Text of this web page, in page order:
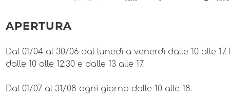
APERTURA
Dal 01/04 al 30/06 dal lunedì a venerdì dalle 10 alle
dalle 10 alle 12:30 e dalle 13 alle 17.
Dal 01/07 al 31/08 ogni giorno dalle 10 alle 18.